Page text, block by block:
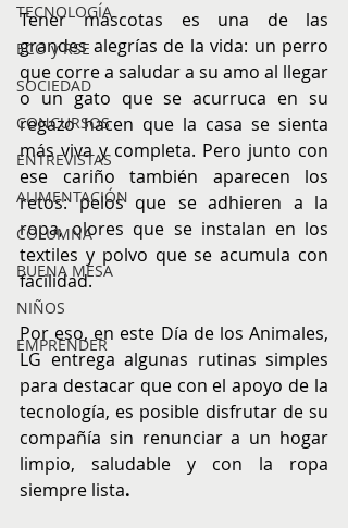
TECNOLOGÍA
ECO y RSE
SOCIEDAD
CONCURSOS
ENTREVISTAS
ALIMENTACIÓN
COLUMNA
BUENA MESA
NIÑOS
EMPRENDER
Tener mascotas es una de las
grandes alegrías de la vida: un perro
que corre a saludar a su amo al llegar
o un gato que se acurruca en su
regazo hacen que la casa se sienta
más viva y completa. Pero junto con
ese cariño también aparecen los
retos: pelos que se adhieren a la
ropa, olores que se instalan en los
textiles y polvo que se acumula con
facilidad.
Por eso, en este Día de los Animales,
LG entrega algunas rutinas simples
para destacar que con el apoyo de la
tecnología, es posible disfrutar de su
compañía sin renunciar a un hogar
limpio, saludable y con la ropa
siempre lista.